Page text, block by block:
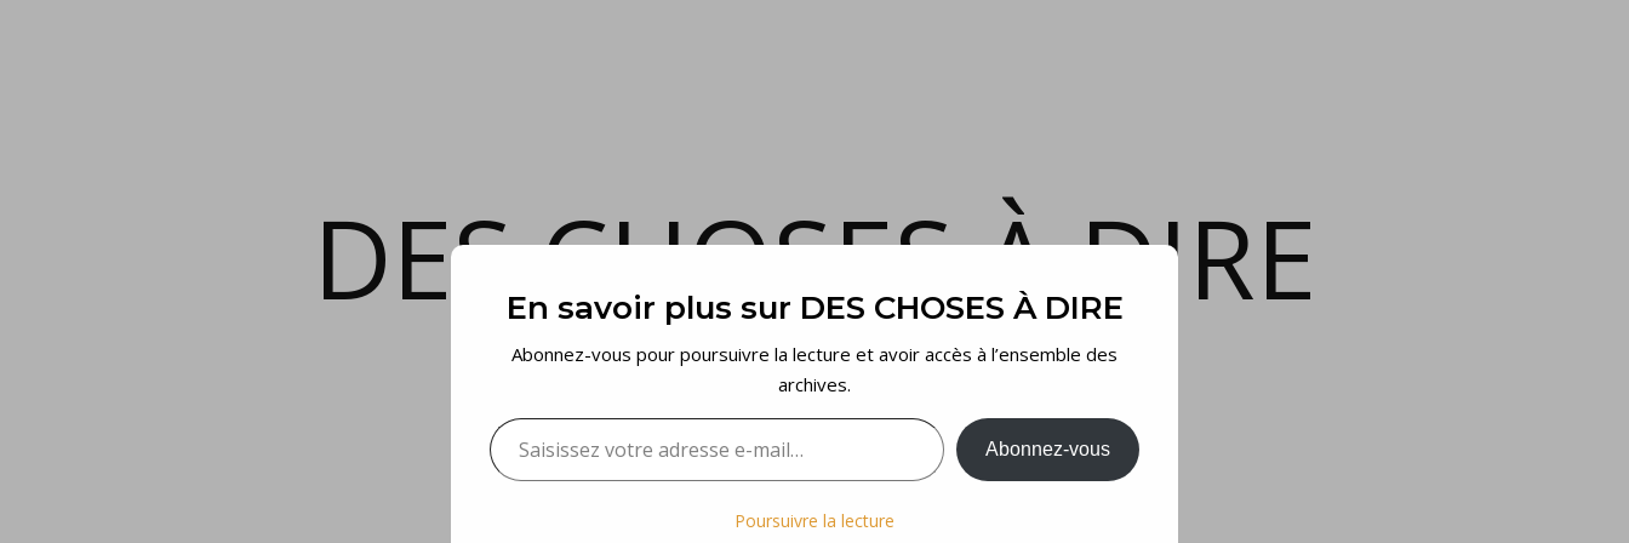
DES CHOSES À DIRE
et voilà…
En savoir plus sur DES CHOSES À DIRE
Abonnez-vous pour poursuivre la lecture et avoir accès à l’ensemble des
archives.
Saisissez votre adresse e-mail…
Abonnez-vous
Poursuivre la lecture